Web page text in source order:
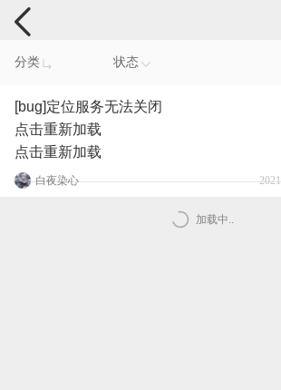
手机反馈
分类 状态
[bug]定位服务无法关闭
点击重新加载
点击重新加载
白夜染心
加载中..